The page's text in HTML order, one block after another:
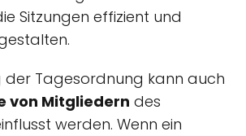
Sitzungen effizient und
der Tagesordnung kann auch
von Mitgliedern des
werden. Wenn ein